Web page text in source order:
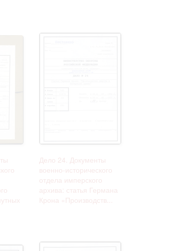
Дело 24. Документы
военно-исторического
отдела имперского
архива: статья Германа
Крона «Производств...